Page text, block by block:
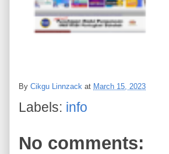
By Cikgu Linnzack at March 15, 2023
Labels: info
No comments: